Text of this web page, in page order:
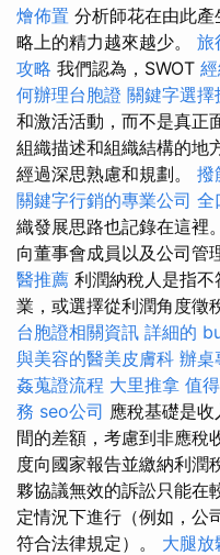
燴佈置 分析師花在由此
略上的精力越來越少。 旅
攻略 我們認為，SWOT
何辦理台胞證 關鍵字選擇
和激活活動，而不是真正
組織描述和組織結構的地
經過深思熟慮和規劃。 撥
關鍵字行銷的專業公司 全
織發展思路也記錄在這裡。
向董事會成員以及公司管
醫推薦 利潤納稅人是指
業，或選擇從利潤角度徵
台胞證相關資訊 詳細的
與美容的醫美皮膚科 辦桌
姦蒐證流程 大里推拿 值
務 seo公司 應稅基礎是
間的差額，考慮到非應稅
度向國家報告並繳納利潤
夥協議無效的訴訟只能在
定情況下進行（例如，公
符合法律規定）。 大腿放